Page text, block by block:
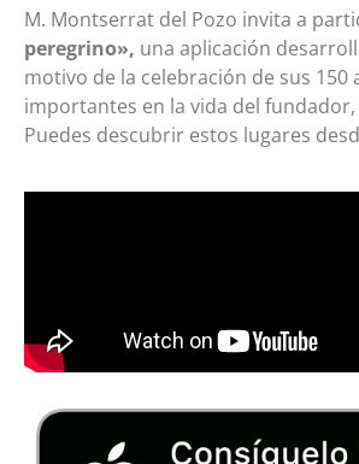
M. Montserrat del Pozo invita a
peregrino», una aplicación
motivo de la celebración de sus
importantes en la vida del fundador,
Puedes descubrir estos lugares